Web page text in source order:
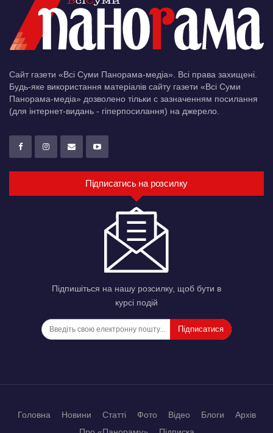
Сайт газети «Всі Суми Панорама-медіа». Всі права захищені.
Будь-яке використання матеріалів сайту газети «Всі Суми
Панорама-медіа» дозволено тільки c зазначенням посилання
(для інтернет-видань - гіперпосилання) на джерело.
Підписатись на розсилку
Підпишіться на нашу розсилку, щоб бути в
курсі подій
Підписатися
Головна Новини Статті Фото Відео Блоги
Архів